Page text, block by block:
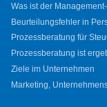
Was ist der
Beurteilungsfehler in
Prozessberatung für
Prozessberatung ist
Ziele im Unternehmen
Marketing,